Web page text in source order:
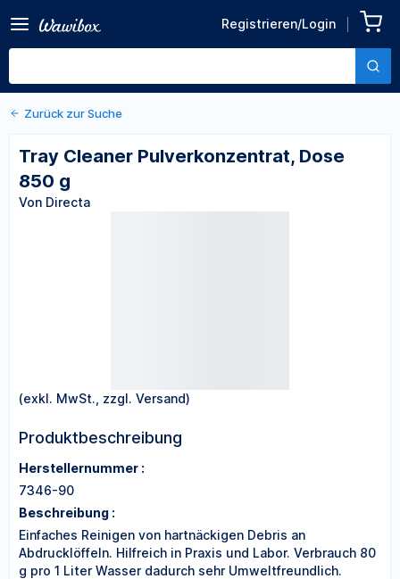
Registrieren/Login
Pulverkonzentrat, Dose 850
g
Von Directa
Zurück zu den Produktdetails
Zurück zur Suche
Tray Cleaner Pulverkonzentrat, Dose
850 g
Von Directa
(exkl. MwSt., zzgl. Versand)
Produktbeschreibung
Herstellernummer :
7346-90
Beschreibung :
Einfaches Reinigen von hartnäckigen Debris an
Abdrucklöffeln. Hilfreich in Praxis und Labor. Verbrauch 80
g pro 1 Liter Wasser dadurch sehr Umweltfreundlich.